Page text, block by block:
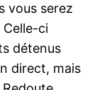
vous serez
Celle-ci
détenus
direct, mais